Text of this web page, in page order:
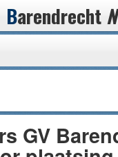
Barendrecht
GV